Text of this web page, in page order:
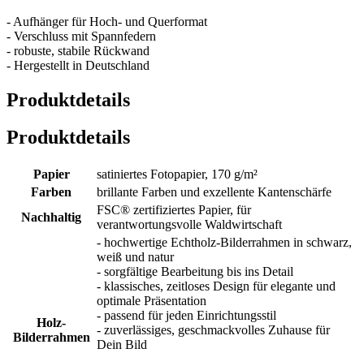
- Aufhänger für Hoch- und Querformat
- Verschluss mit Spannfedern
- robuste, stabile Rückwand
- Hergestellt in Deutschland
Produktdetails
Produktdetails
Papier
satiniertes Fotopapier, 170 g/m²
Farben
brillante Farben und exzellente Kantenschärfe
Nachhaltig
FSC® zertifiziertes Papier, für
verantwortungsvolle Waldwirtschaft
Holz-
Bilderrahmen
- hochwertige Echtholz-Bilderrahmen in schwarz,
weiß und natur
- sorgfältige Bearbeitung bis ins Detail
- klassisches, zeitloses Design für elegante und
optimale Präsentation
- passend für jeden Einrichtungsstil
- zuverlässiges, geschmackvolles Zuhause für
Dein Bild